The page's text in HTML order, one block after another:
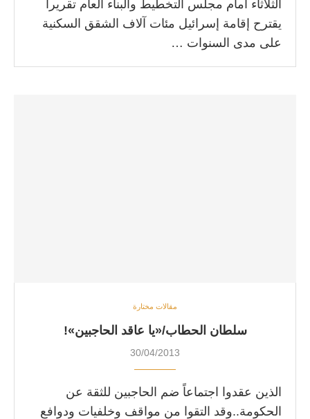
الثلاثاء امام مجلس التخطيط والبناء العام تقريراً
يقترح إقامة إسرائيل مئات آلاف الشقق السكنية
على مدى السنوات …
مقالات مختارة
سلطان الحطاب/«يا عاقد الحاجبين»!
30/04/2013
الذين عقدوا اجتماعاً ضم الحاجبين للثقة عن
الحكومة..وقد التقوا من مواقف وخلفيات ودوافع